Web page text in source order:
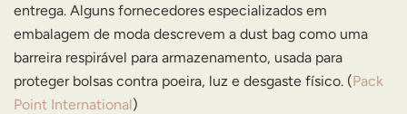
entrega. Alguns fornecedores especializados em
embalagem de moda descrevem a dust bag como uma
barreira respirável para armazenamento, usada para
proteger bolsas contra poeira, luz e desgaste físico. (Pack
Point International)